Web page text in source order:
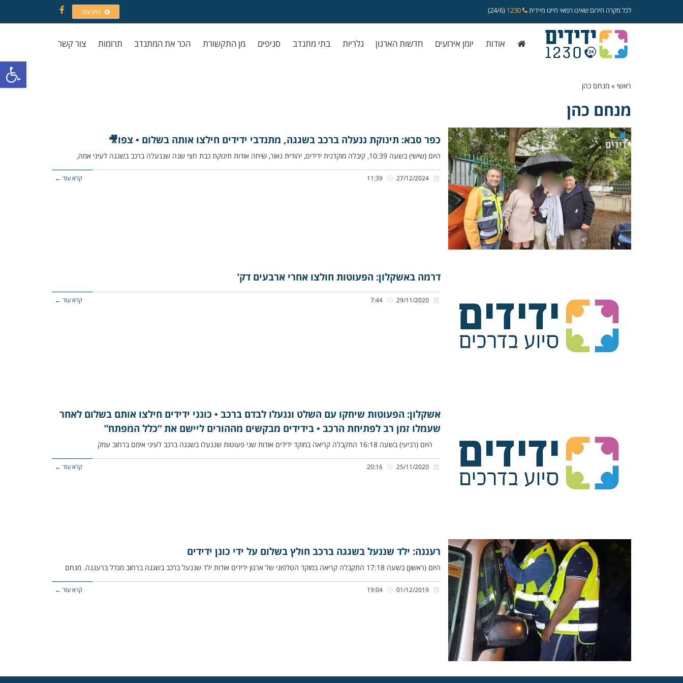
פתח
לכל מקרה חירום שאינו רפואי חייגו מיידית (24/6) לתרומה
Facebook
אודות יומן אירועים חדשות הארגון גלריות בתי מתנדב סניפים מן התקשורת הכר את המתנדב תרומות צור קשר
ראשי » מנחם כהן
מנחם כהן
כפר סבא: תינוקת ננעלה ברכב בשגגה, מתנדבי ידידים חילצו אותה בשלום • צפו🎥
היום (שישי) בשעה 10:39, קיבלה מוקדנית ידידים, יהודית נאור, שיחה אודות תינוקת כבת חצי שנה שננעלה ברכב בשגגה לעיני אמהּ,
קרא עוד ←
דרמה באשקלון: הפעוטות חולצו אחרי ארבעים דק’
קרא עוד ←
אשקלון: הפעוטות שיחקו עם השלט וננעלו לבדם ברכב • כונני ידידים חילצו אותם בשלום לאחר
שעמלו זמן רב לפתיחת הרכב • בידידים מבקשים מההורים ליישם את “כלל המפתח”
היום (רביעי) בשעה 16:18 התקבלה קריאה במוקד ידידים אודות שני פעוטות שננעלו בשגגה ברכב לעיני אימם ברחוב עמק
קרא עוד ←
רעננה: ילד שננעל בשגגה ברכב חולץ בשלום על ידי כונן ידידים
היום (ראשון) בשעה 17:18 התקבלה קריאה במוקד הטלפוני של ארגון ידידים אודות ילד שננעל ברכב בשגגה ברחוב מגדל ברעננה. מנחם
קרא עוד ←